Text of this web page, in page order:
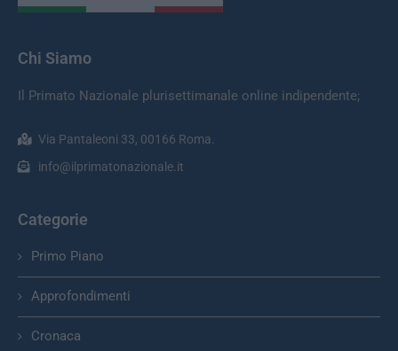
Chi Siamo
Il Primato Nazionale plurisettimanale online indipendente;
Via Pantaleoni 33, 00166 Roma.
info@ilprimatonazionale.it
Categorie
Primo Piano
Approfondimenti
Cronaca